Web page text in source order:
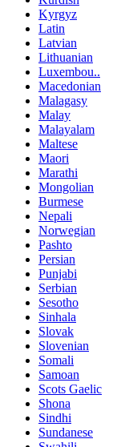
Kyrgyz
Latin
Latvian
Lithuanian
Luxembou..
Macedonian
Malagasy
Malay
Malayalam
Maltese
Maori
Marathi
Mongolian
Burmese
Nepali
Norwegian
Pashto
Persian
Punjabi
Serbian
Sesotho
Sinhala
Slovak
Slovenian
Somali
Samoan
Scots Gaelic
Shona
Sindhi
Sundanese